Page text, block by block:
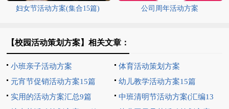
妇女节活动方案(集合15篇) 公司周年活动方案
【校园活动策划方案】相关文章：
小班亲子活动方案
体育活动策划方案
元宵节促销活动方案15篇
幼儿教学活动方案15篇
实用的活动方案汇总9篇
中班清明节活动方案(汇编13